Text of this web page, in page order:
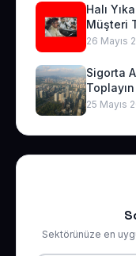
Halı
Müşteri
26 Mayıs
Sigorta
Toplayın
25 Mayıs
Sektörünüze en